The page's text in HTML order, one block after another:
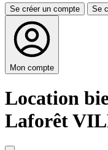
Se créer un compte Se
Mon compte
Location
Laforêt